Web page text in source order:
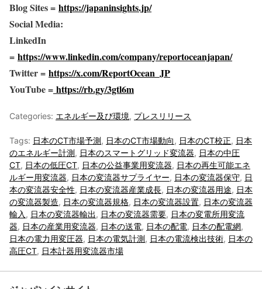
Blog Sites = https://japaninsights.jp/
Social Media:
LinkedIn
= https://www.linkedin.com/company/reportoceanjapan/
Twitter = https://x.com/ReportOcean_JP
YouTube = https://rb.gy/3gtl6m
Categories: エネルギー及び環境, プレスリリース
Tags: 日本のCT市場予測, 日本のCT市場動向, 日本のCT校正, 日本
のエネルギー計測, 日本のスマートグリッド変流器, 日本の中圧
CT, 日本の低圧CT, 日本の公益事業用変流器, 日本の再生可能エネ
ルギー用変流器, 日本の変流器サプライヤー, 日本の変流器保守, 日
本の変流器安全性, 日本の変流器産業成長, 日本の変流器用途, 日本
の変流器製造, 日本の変流器規格, 日本の変流器設置, 日本の変流器
輸入 , 日本の変流器輸出, 日本の変流器需要, 日本の変電所用変流
器, 日本の産業用変流器, 日本の送電, 日本の配電, 日本の配電網,
日本の電力用変圧器, 日本の電気計測, 日本の電流検出技術, 日本の
高圧CT, 日本計器用変流器市場